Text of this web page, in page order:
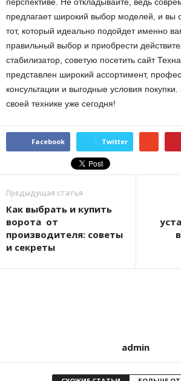
предлагает широкий выбор моделей, и вы
тот, который идеально подойдет именно
правильный выбор и приобрести
стабилизатор, советую посетить сайт
представлен широкий ассортимент,
консультации и выгодные условия покупки.
своей технике уже сегодня!
Facebook Twitter
Предыдущая статья
Как выбрать и купить
ворота от
производителя: советы
и секреты
admin